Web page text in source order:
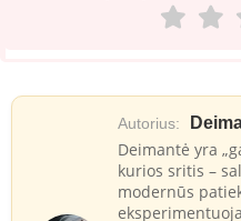
Autorius:
Deimantė yra
kurios sritis –
modernūs